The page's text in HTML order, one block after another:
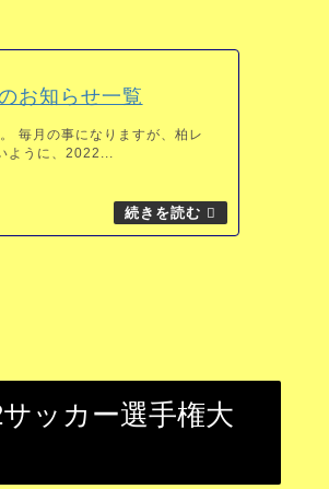
お知らせ一覧
毎月の事になりますが、柏レ
ように、2022...
ッカー選手権大